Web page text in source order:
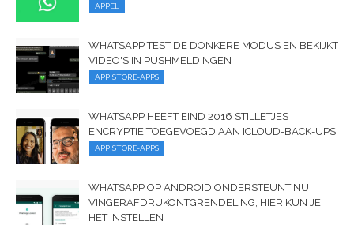
APPEL
WHATSAPP TEST DE DONKERE MODUS EN BEKIJKT
VIDEO'S IN PUSHMELDINGEN
APP STORE-APPS
WHATSAPP HEEFT EIND 2016 STILLETJES
ENCRYPTIE TOEGEVOEGD AAN ICLOUD-BACK-UPS
APP STORE-APPS
WHATSAPP OP ANDROID ONDERSTEUNT NU
VINGERAFDRUKONTGRENDELING, HIER KUN JE
HET INSTELLEN